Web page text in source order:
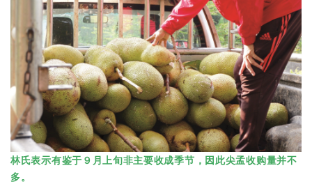
林氏表示有鉴于９月上旬非主要收成季节，因此尖孟收购量并不
多。